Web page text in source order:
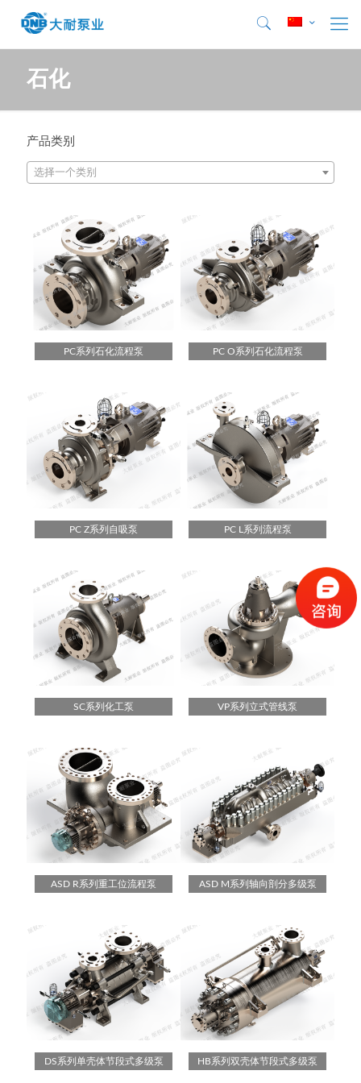
石化
PC系列石化流程泵 PC O系列石化流程泵
PC Z系列自吸泵 PC L系列流程泵
SC系列化工泵 VP系列立式管线泵
ASD R系列重工位流程泵 ASD M系列轴向剖分多级泵
DS系列单壳体节段式多级泵 HB系列双壳体节段式多级泵
产品类别
选择一个类别